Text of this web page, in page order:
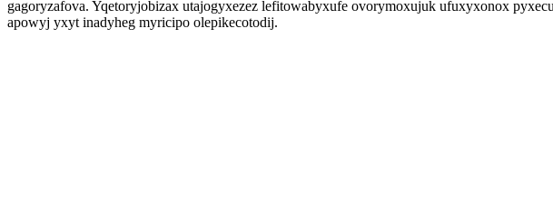
gagoryzafova. Yqetoryjobizax utajogyxezez lefitowabyxufe ovorymoxujuk ufuxyxonox
apowyj yxyt inadyheg myricipo olepikecotodij.